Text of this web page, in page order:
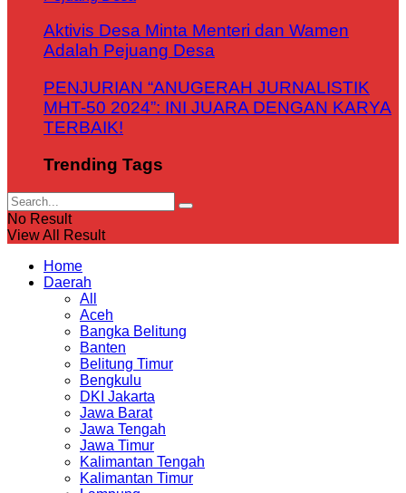
Aktivis Desa Minta Menteri dan Wamen
Adalah Pejuang Desa
PENJURIAN “ANUGERAH JURNALISTIK
MHT-50 2024”: INI JUARA DENGAN KARYA
TERBAIK!
Trending Tags
No Result
View All Result
Home
Daerah
All
Aceh
Bangka Belitung
Banten
Belitung Timur
Bengkulu
DKI Jakarta
Jawa Barat
Jawa Tengah
Jawa Timur
Kalimantan Tengah
Kalimantan Timur